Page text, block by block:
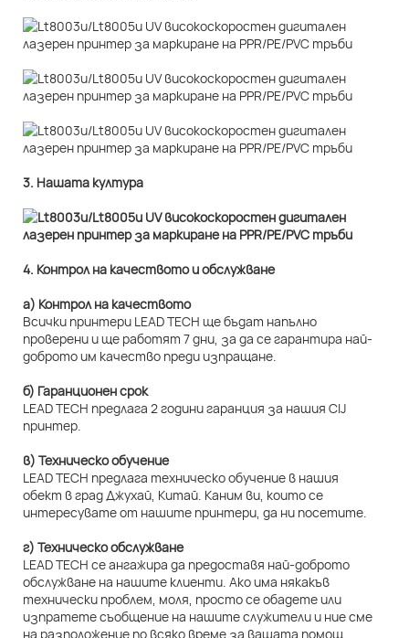
3. Нашата култура
4. Контрол на качеството и обслужване
а) Контрол на качеството
Всички принтери LEAD TECH ще бъдат напълно
проверени и ще работят 7 дни, за да се гарантира най-
доброто им качество преди изпращане.
б) Гаранционен срок
LEAD TECH предлага 2 години гаранция за нашия CIJ
принтер.
в) Техническо обучение
LEAD TECH предлага техническо обучение в нашия
обект в град Джухай, Китай. Каним ви, които се
интересувате от нашите принтери, да ни посетите.
г) Техническо обслужване
LEAD TECH се ангажира да предоставя най-доброто
обслужване на нашите клиенти. Ако има някакъв
технически проблем, моля, просто се обадете или
изпратете съобщение на нашите служители и ние сме
на разположение по всяко време за вашата помощ.